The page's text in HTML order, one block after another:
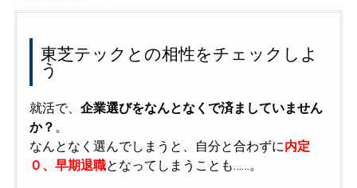
東芝テックとの相性をチェックしよ
う
就活で、 企業選びをなんとなくで済ましていません
か？ 。
なんとなく選んでしまうと、自分と合わずに内定
０、早期退職となってしまうことも……。